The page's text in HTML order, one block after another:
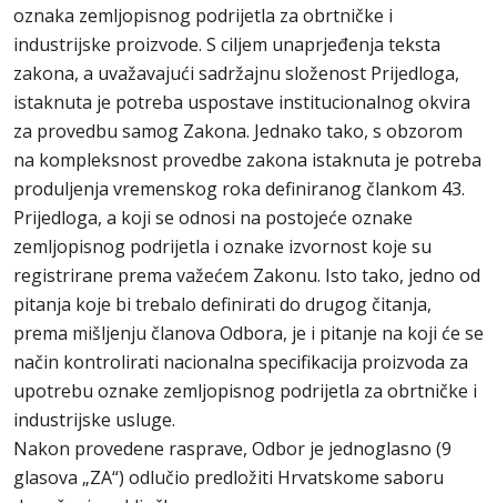
oznaka zemljopisnog podrijetla za obrtničke i
industrijske proizvode. S ciljem unaprjeđenja teksta
zakona, a uvažavajući sadržajnu složenost Prijedloga,
istaknuta je potreba uspostave institucionalnog okvira
za provedbu samog Zakona. Jednako tako, s obzorom
na kompleksnost provedbe zakona istaknuta je potreba
produljenja vremenskog roka definiranog člankom 43.
Prijedloga, a koji se odnosi na postojeće oznake
zemljopisnog podrijetla i oznake izvornost koje su
registrirane prema važećem Zakonu. Isto tako, jedno od
pitanja koje bi trebalo definirati do drugog čitanja,
prema mišljenju članova Odbora, je i pitanje na koji će se
način kontrolirati nacionalna specifikacija proizvoda za
upotrebu oznake zemljopisnog podrijetla za obrtničke i
industrijske usluge.
Nakon provedene rasprave, Odbor je jednoglasno (9
glasova „ZA“) odlučio predložiti Hrvatskome saboru